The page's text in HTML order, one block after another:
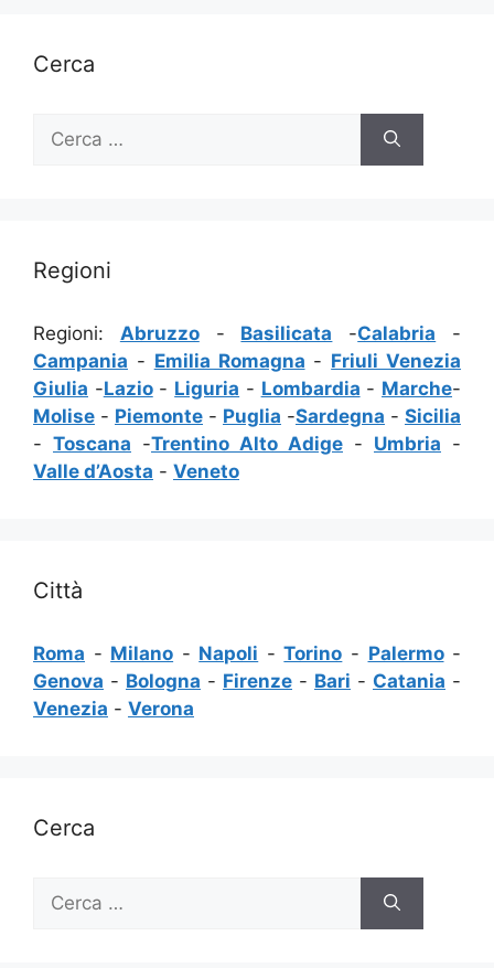
Cerca
per:
Regioni
Regioni: Abruzzo- Basilicata -Calabria -
Campania - Emilia Romagna - Friuli Venezia
Giulia -Lazio- Liguria - Lombardia - Marche-
Molise - Piemonte - Puglia -Sardegna - Sicilia
- Toscana -Trentino Alto Adige - Umbria -
Valle d’Aosta - Veneto
Città
Roma - Milano - Napoli -Torino - Palermo-
Genova - Bologna - Firenze - Bari - Catania -
Venezia - Verona
Cerca
per: